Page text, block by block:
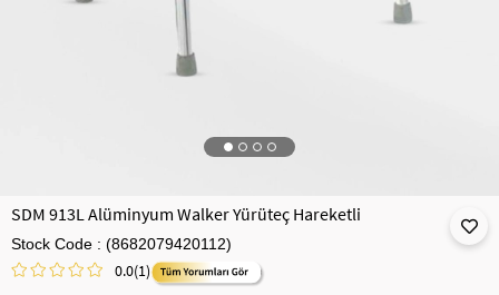
SDM 913L Alüminyum Walker Yürüteç Hareketli
Stock Code (8682079420112)
0.0(1)